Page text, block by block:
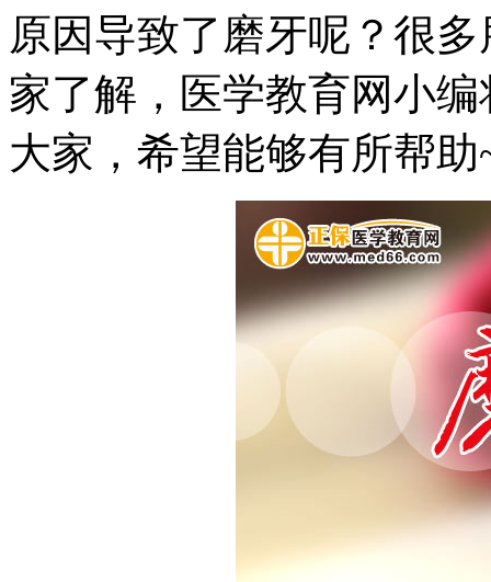
原因导致了磨牙呢？很
家了解，医学教育网小
大家，希望能够有所帮助